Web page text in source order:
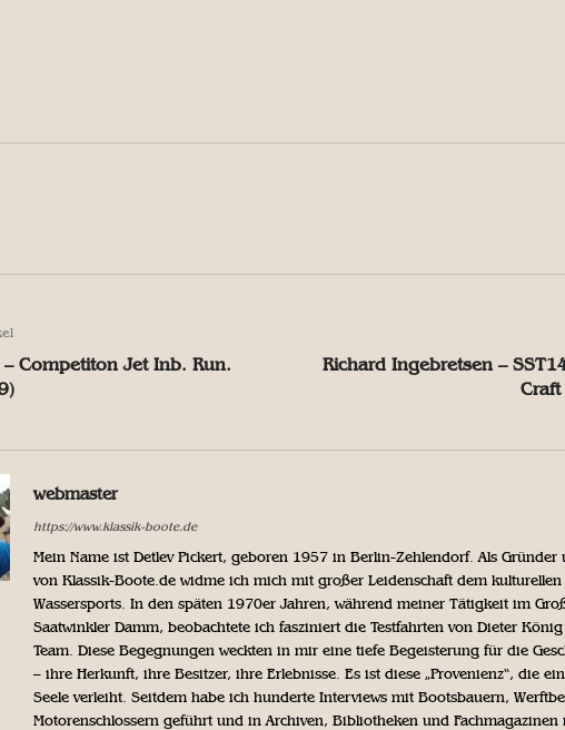
– Competiton Jet Inb. Run.
Richard Ingebretsen –
webmaster
https://www.klassik-boote.de
Mein Name ist Detlev Pickert, geboren 1957 in Berlin-Zehlendorf. Als Gründer
von Klassik-Boote.de widme ich mich mit großer Leidenschaft dem kulturellen
Wassersports. In den späten 1970er Jahren, während meiner Tätigkeit im
Saatwinkler Damm, beobachtete ich fasziniert die Testfahrten von Dieter
Team. Diese Begegnungen weckten in mir eine tiefe Begeisterung für die
– ihre Herkunft, ihre Besitzer, ihre Erlebnisse. Es ist diese „Provenienz“, die
Seele verleiht. Seitdem habe ich hunderte Interviews mit Bootsbauern,
Motorenschlossern geführt und in Archiven, Bibliotheken und Fachmagazinen